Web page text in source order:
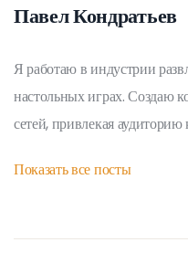
Павел Кондратьев
Я работаю в индустрии
настольных играх. Создаю
сетей, привлекая
Показать все посты